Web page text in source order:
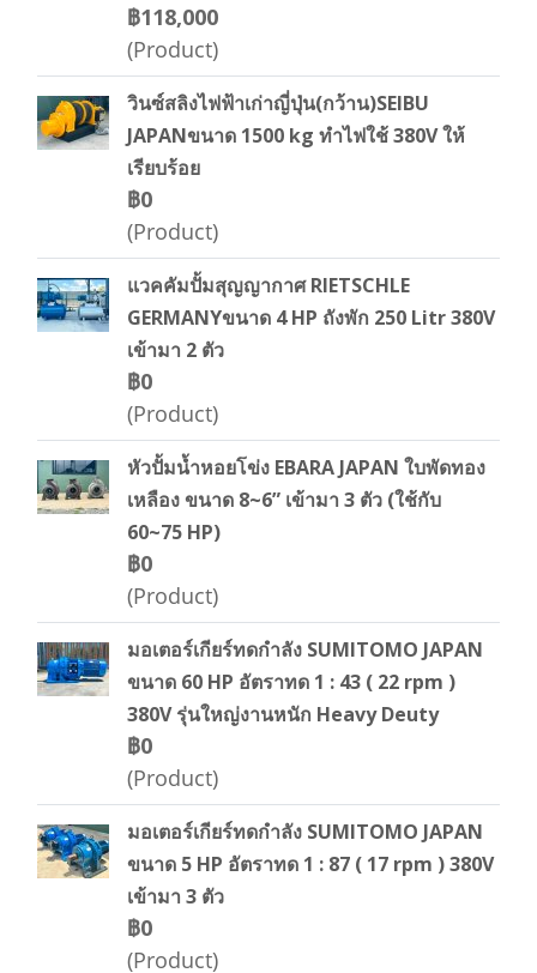
฿118,000
(Product)
วินซ์สลิงไฟฟ้าเก่าญี่ปุ่น(กว้าน)SEIBU
JAPANขนาด 1500 kg ทำไฟใช้ 380V ให้
เรียบร้อย
฿0
(Product)
แวคคัมปั้มสุญญากาศ RIETSCHLE
GERMANYขนาด 4 HP ถังพัก 250 Litr 380V
เข้ามา 2 ตัว
฿0
(Product)
หัวปั้มน้ำหอยโข่ง EBARA JAPAN ใบพัดทอง
เหลือง ขนาด 8~6” เข้ามา 3 ตัว (ใช้กับ
60~75 HP)
฿0
(Product)
มอเตอร์เกียร์ทดกำลัง SUMITOMO JAPAN
ขนาด 60 HP อัตราทด 1 : 43 ( 22 rpm )
380V รุ่นใหญ่งานหนัก Heavy Deuty
฿0
(Product)
มอเตอร์เกียร์ทดกำลัง SUMITOMO JAPAN
ขนาด 5 HP อัตราทด 1 : 87 ( 17 rpm ) 380V
เข้ามา 3 ตัว
฿0
(Product)